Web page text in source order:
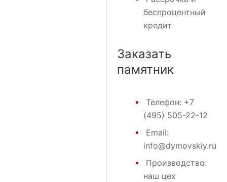
беспроцентный
кредит
Заказать
памятник
Телефон: +7
(495) 505-22-12
Email:
info@dymovskiy.ru
Производство:
наш цех